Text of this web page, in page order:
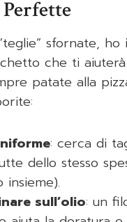
sfornate, ho
che ti
patate alla
: cerca di
dello stesso
insieme).
sull’olio: un